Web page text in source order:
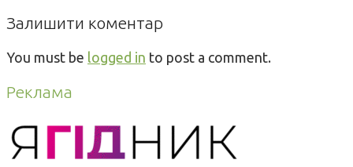
Залишити коментар
You must be logged in to post a comment.
Реклама